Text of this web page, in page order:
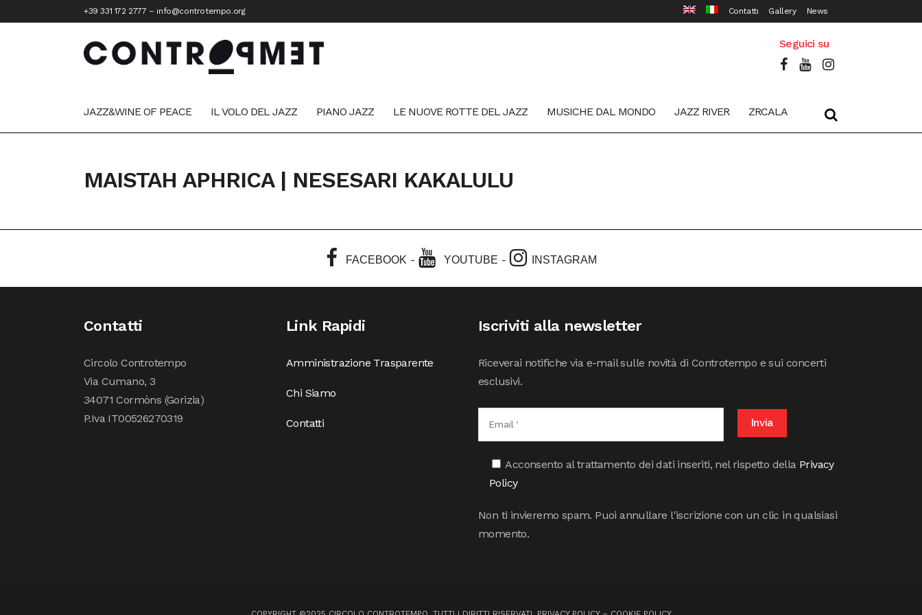
+39 331 172 2777 – info@controtempo.org Contatti Gallery News
Seguici su
JAZZ&WINE OF PEACE IL VOLO DEL JAZZ PIANO JAZZ LE NUOVE ROTTE DEL JAZZ MUSICHE DAL MONDO JAZZ RIVER ZRCALA
MAISTAH APHRICA | NESESARI KAKALULU
FACEBOOK - YOUTUBE - INSTAGRAM
Contatti
Circolo Controtempo
Via Cumano, 3
34071 Cormòns (Gorizia)
P.Iva IT00526270319
Link Rapidi
Amministrazione Trasparente
Chi Siamo
Contatti
Iscriviti alla newsletter
Riceverai notifiche via e-mail sulle novità di Controtempo e sui concerti
esclusivi.
Acconsento al trattamento dei dati inseriti, nel rispetto della Privacy
Policy
Non ti invieremo spam. Puoi annullare l'iscrizione con un clic in qualsiasi
momento.